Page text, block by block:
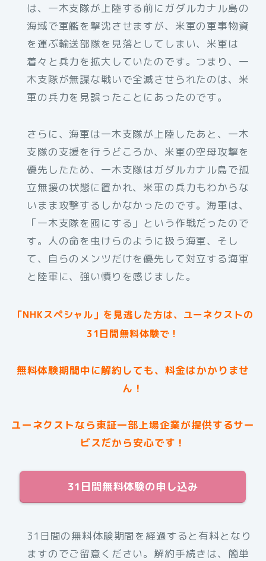
は、一木支隊が上陸する前にガダルカナル島の
海域で軍艦を撃沈させますが、米軍の軍事物資
を運ぶ輸送部隊を見落としてしまい、米軍は
着々と兵力を拡大していたのです。つまり、一
木支隊が無謀な戦いで全滅させられたのは、米
軍の兵力を見誤ったことにあったのです。
さらに、海軍は一木支隊が上陸したあと、一木
支隊の支援を行うどころか、米軍の空母攻撃を
優先したため、一木支隊はガダルカナル島で孤
立無援の状態に置かれ、米軍の兵力もわからな
いまま攻撃するしかなかったのです。海軍は、
「一木支隊を囮にする」という作戦だったので
す。人の命を虫けらのように扱う海軍、そし
て、自らのメンツだけを優先して対立する海軍
と陸軍に、強い憤りを感じました。
「NHKスペシャル」を見逃した方は、ユーネクストの
31日間無料体験で！
無料体験期間中に解約しても、料金はかかりませ
ん！
ユーネクストなら東証一部上場企業が提供するサー
ビスだから安心です！
31日間無料体験の申し込み
31日間の無料体験期間を経過すると有料となり
ますのでご留意ください。解約手続きは、簡単